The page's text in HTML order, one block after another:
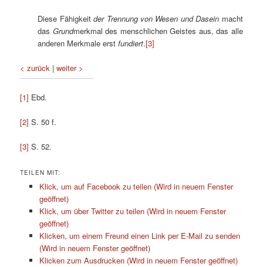
Diese Fähigkeitder Trennung von Wesen und Dasein macht
das Grundmerkmal des menschlichen Geistes aus, das alle
anderen Merkmale erstfundiert.[3]
< zurück |weiter >
[1] Ebd.
[2] S. 50 f.
[3] S. 52.
TEILEN MIT:
Klick, um auf Facebook zu teilen (Wird in neuem Fenster
geöffnet)
Klick, um über Twitter zu teilen (Wird in neuem Fenster
geöffnet)
Klicken, um einem Freund einen Link per E-Mail zu senden
(Wird in neuem Fenster geöffnet)
Klicken zum Ausdrucken (Wird in neuem Fenster geöffnet)